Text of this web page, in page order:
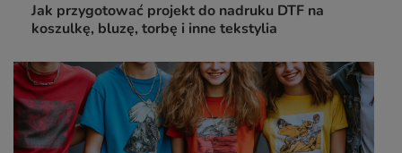
Jak przygotować projekt do nadruku DTF na
koszulkę, bluzę, torbę i inne tekstylia